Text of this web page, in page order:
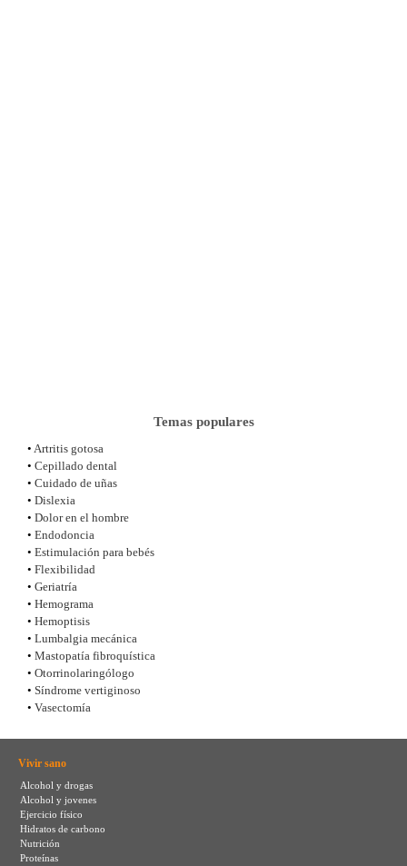
Temas populares
• Artritis gotosa
• Cepillado dental
• Cuidado de uñas
• Dislexia
• Dolor en el hombre
• Endodoncia
• Estimulación para bebés
• Flexibilidad
• Geriatría
• Hemograma
• Hemoptisis
• Lumbalgia mecánica
• Mastopatía fibroquística
• Otorrinolaringólogo
• Síndrome vertiginoso
• Vasectomía
Vivir sano
Alcohol y drogas
Alcohol y jovenes
Ejercicio físico
Hidratos de carbono
Nutrición
Proteínas